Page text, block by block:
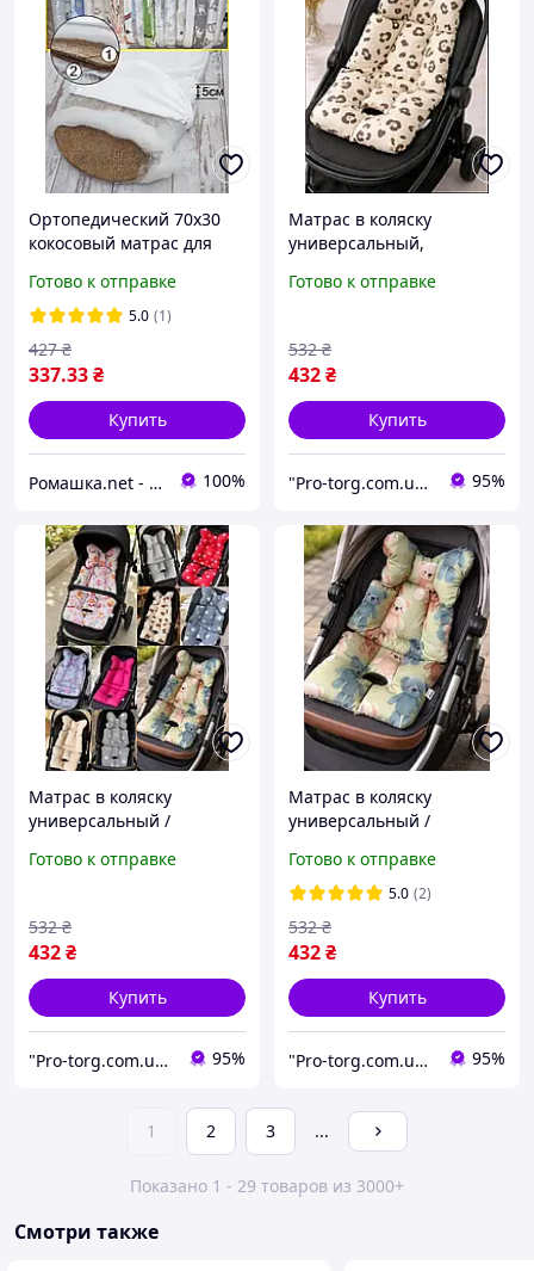
Ортопедический 70х30
кокосовый матрас для
вкладыш в детску коляску
люльку 1794А
Готово к отправке
5.0 (1)
337.33₴
427 ₴
Купить
Ромашка.net - детский интернет-магазин 100%
Матрас в коляску
универсальный,
кормления
Готово к отправке
432₴
532 ₴
Купить
"Pro-torg.com.ua" - интернет-магазин детских товаров и игрушек 95%
Матрас в коляску
универсальный /
кормления
Готово к отправке
432₴
532 ₴
Купить
"Pro-torg.com.ua" - интернет-магазин детских товаров и игрушек 95%
Матрас в коляску
универсальный /
кормления
Готово к отправке
5.0 (2)
432₴
532 ₴
Купить
"Pro-torg.com.ua" - интернет-магазин детских товаров и игрушек 95%
1 2 3 ...
Показано 1 - 29 товаров из 3000+
Смотри также